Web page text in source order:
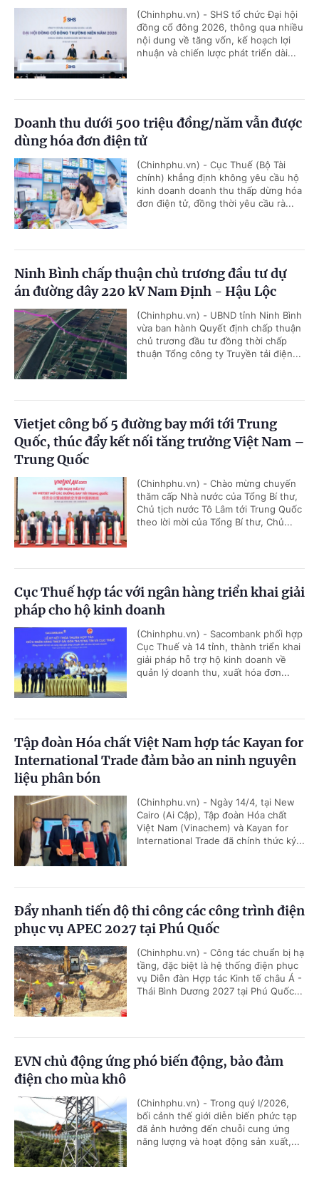
(Chinhphu.vn) - SHS tổ chức Đại hội
đồng cổ đông 2026, thông qua nhiều
nội dung về tăng vốn, kế hoạch lợi
nhuận và chiến lược phát triển dài...
Doanh thu dưới 500 triệu đồng/năm vẫn được
dùng hóa đơn điện tử
(Chinhphu.vn) - Cục Thuế (Bộ Tài
chính) khẳng định không yêu cầu hộ
kinh doanh doanh thu thấp dừng hóa
đơn điện tử, đồng thời yêu cầu rà...
Ninh Bình chấp thuận chủ trương đầu tư dự
án đường dây 220 kV Nam Định - Hậu Lộc
(Chinhphu.vn) - UBND tỉnh Ninh Bình
vừa ban hành Quyết định chấp thuận
chủ trương đầu tư đồng thời chấp
thuận Tổng công ty Truyền tải điện...
Vietjet công bố 5 đường bay mới tới Trung
Quốc, thúc đẩy kết nối tăng trưởng Việt Nam –
Trung Quốc
(Chinhphu.vn) - Chào mừng chuyến
thăm cấp Nhà nước của Tổng Bí thư,
Chủ tịch nước Tô Lâm tới Trung Quốc
theo lời mời của Tổng Bí thư, Chủ...
Cục Thuế hợp tác với ngân hàng triển khai giải
pháp cho hộ kinh doanh
(Chinhphu.vn) - Sacombank phối hợp
Cục Thuế và 14 tỉnh, thành triển khai
giải pháp hỗ trợ hộ kinh doanh về
quản lý doanh thu, xuất hóa đơn...
Tập đoàn Hóa chất Việt Nam hợp tác Kayan for
International Trade đảm bảo an ninh nguyên
liệu phân bón
(Chinhphu.vn) - Ngày 14/4, tại New
Cairo (Ai Cập), Tập đoàn Hóa chất
Việt Nam (Vinachem) và Kayan for
International Trade đã chính thức ký...
Đẩy nhanh tiến độ thi công các công trình điện
phục vụ APEC 2027 tại Phú Quốc
(Chinhphu.vn) - Công tác chuẩn bị hạ
tầng, đặc biệt là hệ thống điện phục
vụ Diễn đàn Hợp tác Kinh tế châu Á -
Thái Bình Dương 2027 tại Phú Quốc...
EVN chủ động ứng phó biến động, bảo đảm
điện cho mùa khô
(Chinhphu.vn) - Trong quý I/2026,
bối cảnh thế giới diễn biến phức tạp
đã ảnh hưởng đến chuỗi cung ứng
năng lượng và hoạt động sản xuất,...